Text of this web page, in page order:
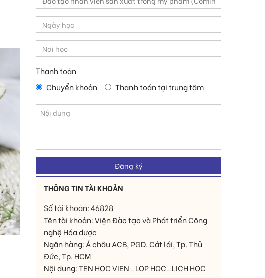
Thanh toán
Chuyển khoản
Thanh toán tại trung tâm
THÔNG TIN TÀI KHOẢN
Số tài khoản: 46828
Tên tài khoản: Viện Đào tạo và Phát triển Công
nghệ Hóa dược
Ngân hàng: Á châu ACB, PGD. Cát lái, Tp. Thủ
Đức, Tp. HCM
Nội dung: TEN HOC VIEN_LOP HOC_LICH HOC